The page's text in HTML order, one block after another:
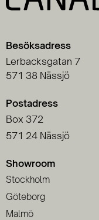
Besöksadress
Lerbacksgatan 7
571 38 Nässjö
Postadress
Box 372
571 24 Nässjö
Showroom
Stockholm
Göteborg
Malmö